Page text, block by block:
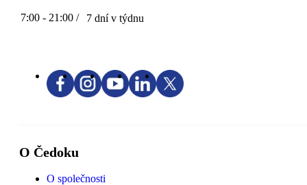
7:00 - 21:00 / 7 dní v týdnu
O Čedoku
O společnosti